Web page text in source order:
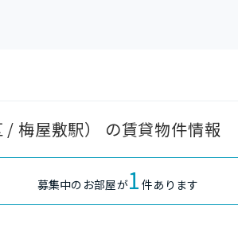
梅屋敷駅） の賃貸物件情報
募集中のお部屋が1 件あります